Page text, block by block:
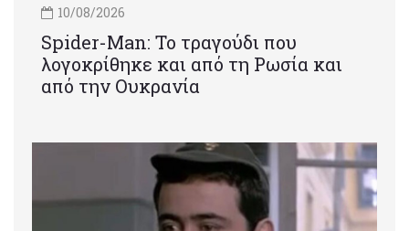
10/08/2026
Spider-Man: Το τραγούδι που
λογοκρίθηκε και από τη Ρωσία και
από την Ουκρανία